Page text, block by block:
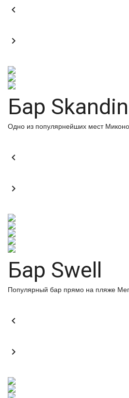


Бар
Одно из популярнейших мест


Бар Swell
Популярный бар прямо на пляже

